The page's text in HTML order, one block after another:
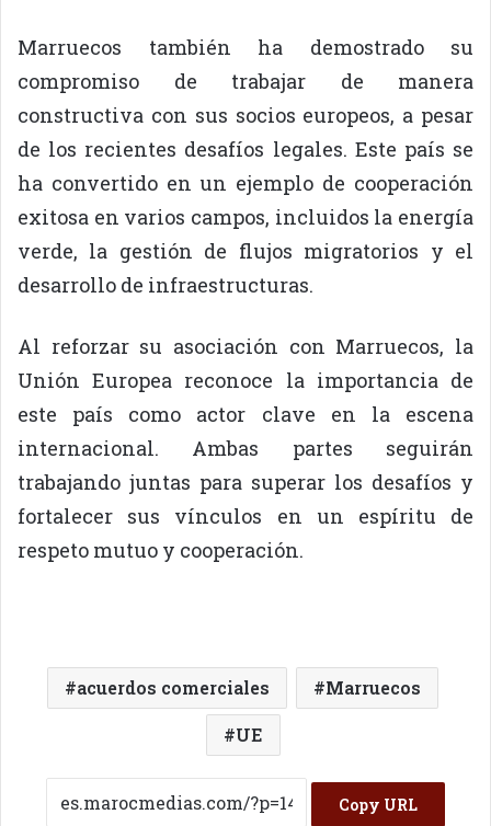
Marruecos también ha demostrado su
compromiso de trabajar de manera
constructiva con sus socios europeos, a pesar
de los recientes desafíos legales. Este país se
ha convertido en un ejemplo de cooperación
exitosa en varios campos, incluidos la energía
verde, la gestión de flujos migratorios y el
desarrollo de infraestructuras.
Al reforzar su asociación con Marruecos, la
Unión Europea reconoce la importancia de
este país como actor clave en la escena
internacional. Ambas partes seguirán
trabajando juntas para superar los desafíos y
fortalecer sus vínculos en un espíritu de
respeto mutuo y cooperación.
acuerdos comerciales Marruecos
UE
Copy URL